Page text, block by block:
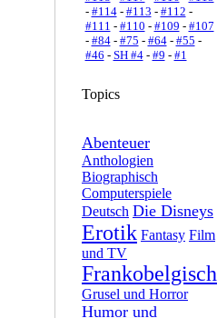
- #114- #113 - #112 -
#111 - #110 - #109 - #107
- #84- #75 - #64- #55 -
#46 - SH #4- #9 - #1
Topics
Abenteuer
Anthologien
Biographisch
Computerspiele
Deutsch Die Disneys
Erotik Fantasy Film
und TV
Frankobelgisch
Grusel und Horror
Humor und